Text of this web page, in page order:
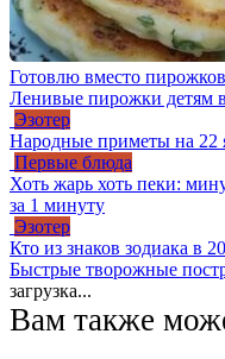
Готовлю вместо
Ленивые пирожки детям
Эзотер
Народные приметы на 22
Первые блюда
Хоть жарь хоть пеки:
за 1 минуту
Эзотер
Кто из знаков зодиака в
Быстрые творожные
загрузка...
Вам также